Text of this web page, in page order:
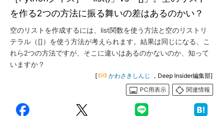
を作る2つの方法に振る舞いの差はあるのかい？
空のリストを作成するには、list関数を使う方法と空のリストリ
テラル（[]）を使う方法が考えられます。結果は同じになる、こ
れら2つの方法ですが、そこに違いはあるのかないのか、知って
いますか？
[ かわさきしんじ
，Deep Insider編集部]
PC用表示
関連情報